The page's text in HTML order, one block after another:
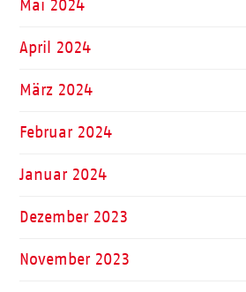
Mai 2024
April 2024
März 2024
Februar 2024
Januar 2024
Dezember 2023
November 2023